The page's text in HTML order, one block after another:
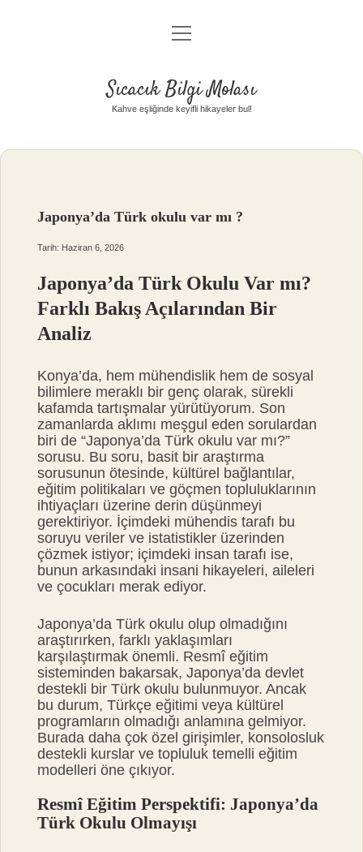
Anasayfa
Yasal Uyarı
menüyü
aç
Sıcacık Bilgi Molası
Kahve eşliğinde keyifli hikayeler bul!
Japonya’da Türk okulu var mı ?
Tarih: Haziran 6, 2026
Japonya’da Türk Okulu Var mı?
Farklı Bakış Açılarından Bir
Analiz
Konya’da, hem mühendislik hem de sosyal
bilimlere meraklı bir genç olarak, sürekli
kafamda tartışmalar yürütüyorum. Son
zamanlarda aklımı meşgul eden sorulardan
biri de “Japonya’da Türk okulu var mı?”
sorusu. Bu soru, basit bir araştırma
sorusunun ötesinde, kültürel bağlantılar,
eğitim politikaları ve göçmen topluluklarının
ihtiyaçları üzerine derin düşünmeyi
gerektiriyor. İçimdeki mühendis tarafı bu
soruyu veriler ve istatistikler üzerinden
çözmek istiyor; içimdeki insan tarafı ise,
bunun arkasındaki insani hikayeleri, aileleri
ve çocukları merak ediyor.
Japonya’da Türk okulu olup olmadığını
araştırırken, farklı yaklaşımları
karşılaştırmak önemli. Resmî eğitim
sisteminden bakarsak, Japonya’da devlet
destekli bir Türk okulu bulunmuyor. Ancak
bu durum, Türkçe eğitimi veya kültürel
programların olmadığı anlamına gelmiyor.
Burada daha çok özel girişimler, konsolosluk
destekli kurslar ve topluluk temelli eğitim
modelleri öne çıkıyor.
Resmî Eğitim Perspektifi: Japonya’da
Türk Okulu Olmayışı